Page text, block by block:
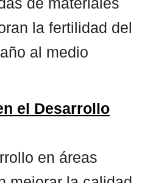
la fertilidad del
al medio
el Desarrollo
en áreas